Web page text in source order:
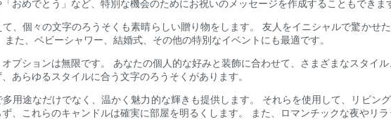
おめでとう」など、特別な機会のためにお祝いのメッセージを作成することもできま
、個々の文字のろうそくも素晴らしい贈り物をします。 友人をイニシャルで驚かせ
た、ベビーシャワー、結婚式、その他の特別なイベントにも最適です。
プションは無限です。 あなたの個人的な好みと装飾に合わせて、さまざまなスタイ
あらゆるスタイルに合う文字のろうそくがあります。
用途なだけでなく、温かく魅力的な輝きも提供します。 それらを使用して、リビン
、これらのキャンドルは確実に部屋を明るくします。 また、ロマンチックな夜やリ